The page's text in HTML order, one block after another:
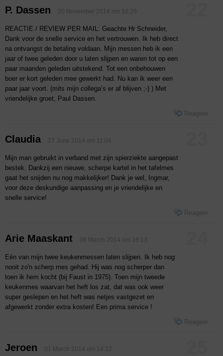
P. Dassen 20 November 2014 om 10:29
REACTIE / REVIEW PER MAIL: Geachte Hr Schneider,
Dank voor de snelle service en het vertrouwen. Ik heb direct
na ontvangst de betaling voldaan. Mijn messen heb ik een
jaar of twee geleden door u laten slijpen en waren tot op een
paar maanden geleden uitstekend. Tot een onbehouwen
boer er kort geleden mee gewerkt had. Nu kan ik weer een
paar jaar voort. (mits mijn collega’s er af blijven ;-) ) Met
vriendelijke groet, Paul Dassen.
Reageer
Claudia 27 June 2014 om 11:04
Mijn man gebruikt in verband met zijn spierziekte aangepast
bestek. Dankzij een nieuwe, scherpe kartel in het tafelmes
gaat het snijden nu nog makkelijker! Dank je wel, Ingmar,
voor deze deskundige aanpassing en je vriendelijke en
snelle service!
Reageer
Arie Maaskant 08 March 2014 om 16:13
Eén van mijn twee keukenmessen laten slijpen. Ik heb nog
nooit zo'n scherp mes gehad. Hij was nog scherper dan
toen ik hem kocht (bij Faust in 1975). Toen mijn tweede
keukenmes waarvan het heft los zat, dat was ook weer
super geslepen en het heft was netjes vastgezet en
afgewerkt zonder extra kosten! Een prima service !
Reageer
Jeroen 01 March 2014 om 14:12